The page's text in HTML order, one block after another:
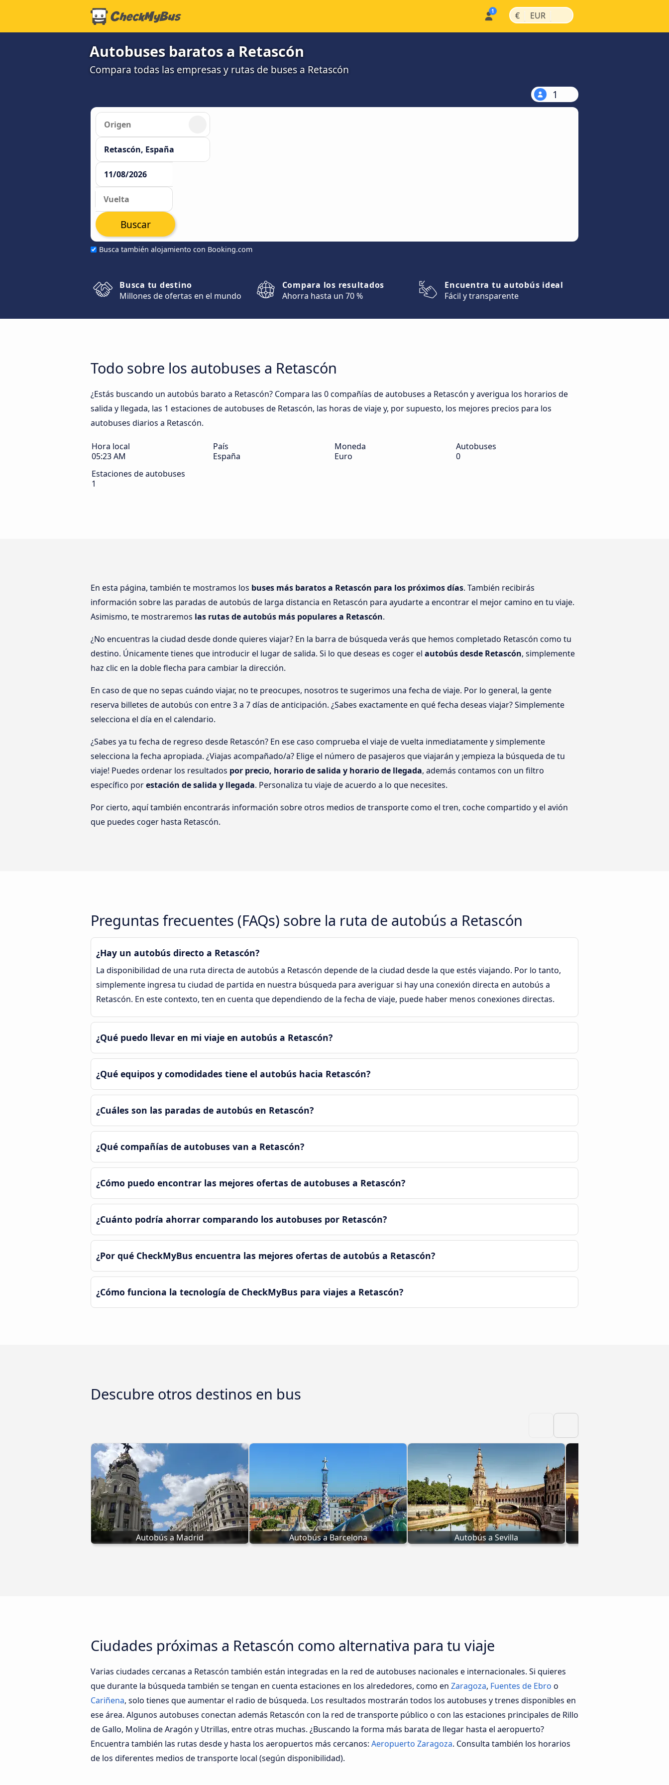
€ | EUR |
Autobuses baratos a Retascón
Compara todas las empresas y rutas de buses a Retascón
1
Busca también alojamiento con Booking.com
Buscar
Busca tu destino
Millones de ofertas en el mundo
Compara los resultados
Ahorra hasta un 70 %
Encuentra tu autobús ideal
Fácil y transparente
Todo sobre los autobuses a Retascón
¿Estás buscando un autobús barato a Retascón? Compara las 0 compañías de autobuses a Retascón y averigua los horarios de
salida y llegada, las 1 estaciones de autobuses de Retascón, las horas de viaje y, por supuesto, los mejores precios para los
autobuses diarios a Retascón.
Hora local
05:23 AM
País
España
Moneda
Euro
Autobuses
0
Estaciones de autobuses
1
En esta página, también te mostramos los buses más baratos a Retascón para los próximos días. También recibirás
información sobre las paradas de autobús de larga distancia en Retascón para ayudarte a encontrar el mejor camino en tu viaje.
Asimismo, te mostraremos las rutas de autobús más populares a Retascón.
¿No encuentras la ciudad desde donde quieres viajar? En la barra de búsqueda verás que hemos completado Retascón como tu
destino. Únicamente tienes que introducir el lugar de salida. Si lo que deseas es coger el autobús desde Retascón, simplemente
haz clic en la doble flecha para cambiar la dirección.
En caso de que no sepas cuándo viajar, no te preocupes, nosotros te sugerimos una fecha de viaje. Por lo general, la gente
reserva billetes de autobús con entre 3 a 7 días de anticipación. ¿Sabes exactamente en qué fecha deseas viajar? Simplemente
selecciona el día en el calendario.
¿Sabes ya tu fecha de regreso desde Retascón? En ese caso comprueba el viaje de vuelta inmediatamente y simplemente
selecciona la fecha apropiada. ¿Viajas acompañado/a? Elige el número de pasajeros que viajarán y ¡empieza la búsqueda de tu
viaje! Puedes ordenar los resultados por precio, horario de salida y horario de llegada, además contamos con un filtro
específico porestación de salida y llegada. Personaliza tu viaje de acuerdo a lo que necesites.
Por cierto, aquí también encontrarás información sobre otros medios de transporte como el tren, coche compartido y el avión
que puedes coger hasta Retascón.
Preguntas frecuentes (FAQs) sobre la ruta de autobús a Retascón
¿Hay un autobús directo a Retascón?
La disponibilidad de una ruta directa de autobús a Retascón depende de la ciudad desde la que estés viajando. Por lo tanto,
simplemente ingresa tu ciudad de partida en nuestra búsqueda para averiguar si hay una conexión directa en autobús a
Retascón. En este contexto, ten en cuenta que dependiendo de la fecha de viaje, puede haber menos conexiones directas.
¿Qué puedo llevar en mi viaje en autobús a Retascón?
¿Qué equipos y comodidades tiene el autobús hacia Retascón?
¿Cuáles son las paradas de autobús en Retascón?
¿Qué compañías de autobuses van a Retascón?
¿Cómo puedo encontrar las mejores ofertas de autobuses a Retascón?
¿Cuánto podría ahorrar comparando los autobuses por Retascón?
¿Por qué CheckMyBus encuentra las mejores ofertas de autobús a Retascón?
¿Cómo funciona la tecnología de CheckMyBus para viajes a Retascón?
Descubre otros destinos en bus
Autobús a Madrid Autobús a Barcelona Autobús a Sevilla
Ciudades próximas a Retascón como alternativa para tu viaje
Varias ciudades cercanas a Retascón también están integradas en la red de autobuses nacionales e internacionales. Si quieres
que durante la búsqueda también se tengan en cuenta estaciones en los alrededores, como en Zaragoza, Fuentes de Ebro o
Cariñena, solo tienes que aumentar el radio de búsqueda. Los resultados mostrarán todos los autobuses y trenes disponibles en
ese área. Algunos autobuses conectan además Retascón con la red de transporte público o con las estaciones principales de Rillo
de Gallo, Molina de Aragón y Utrillas, entre otras muchas. ¿Buscando la forma más barata de llegar hasta el aeropuerto?
Encuentra también las rutas desde y hasta los aeropuertos más cercanos: Aeropuerto Zaragoza. Consulta también los horarios
de los diferentes medios de transporte local (según disponibilidad).